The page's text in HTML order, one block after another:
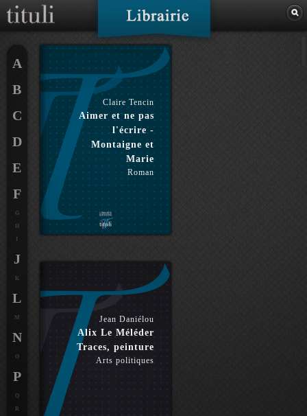
Claire Tencin
Aimer et ne pas
l'écrire -
Montaigne et
Marie
Roman
Jean Daniélou
Alix Le Méléder
Traces, peinture
Arts politiques
A
B
C
D
E
F
G
H
J
K
L
M
N
O
P
Q
R